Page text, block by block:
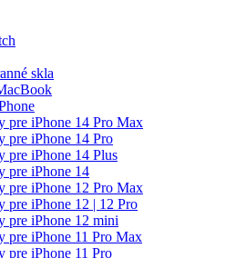
skla
pre iPhone 14 Pro Max
pre iPhone 14 Pro
pre iPhone 14 Plus
pre iPhone 14
pre iPhone 12 Pro Max
pre iPhone 12 | 12 Pro
pre iPhone 12 mini
pre iPhone 11 Pro Max
pre iPhone 11 Pro